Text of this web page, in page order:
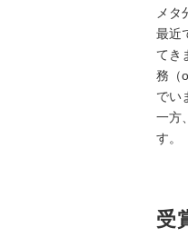
メタ
最近
てき
務（
でい
一方
す。
受